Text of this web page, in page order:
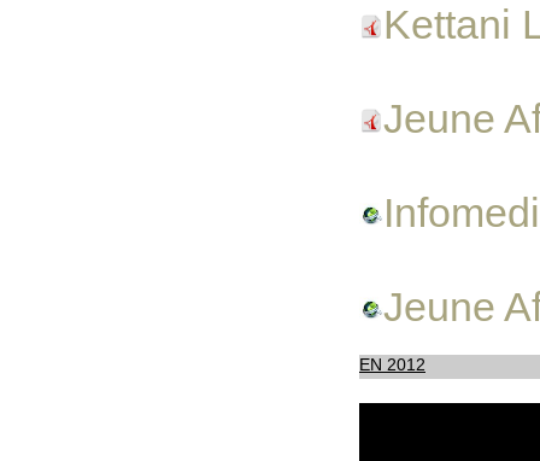
Kettani
Jeune
Jeune
EN 2012